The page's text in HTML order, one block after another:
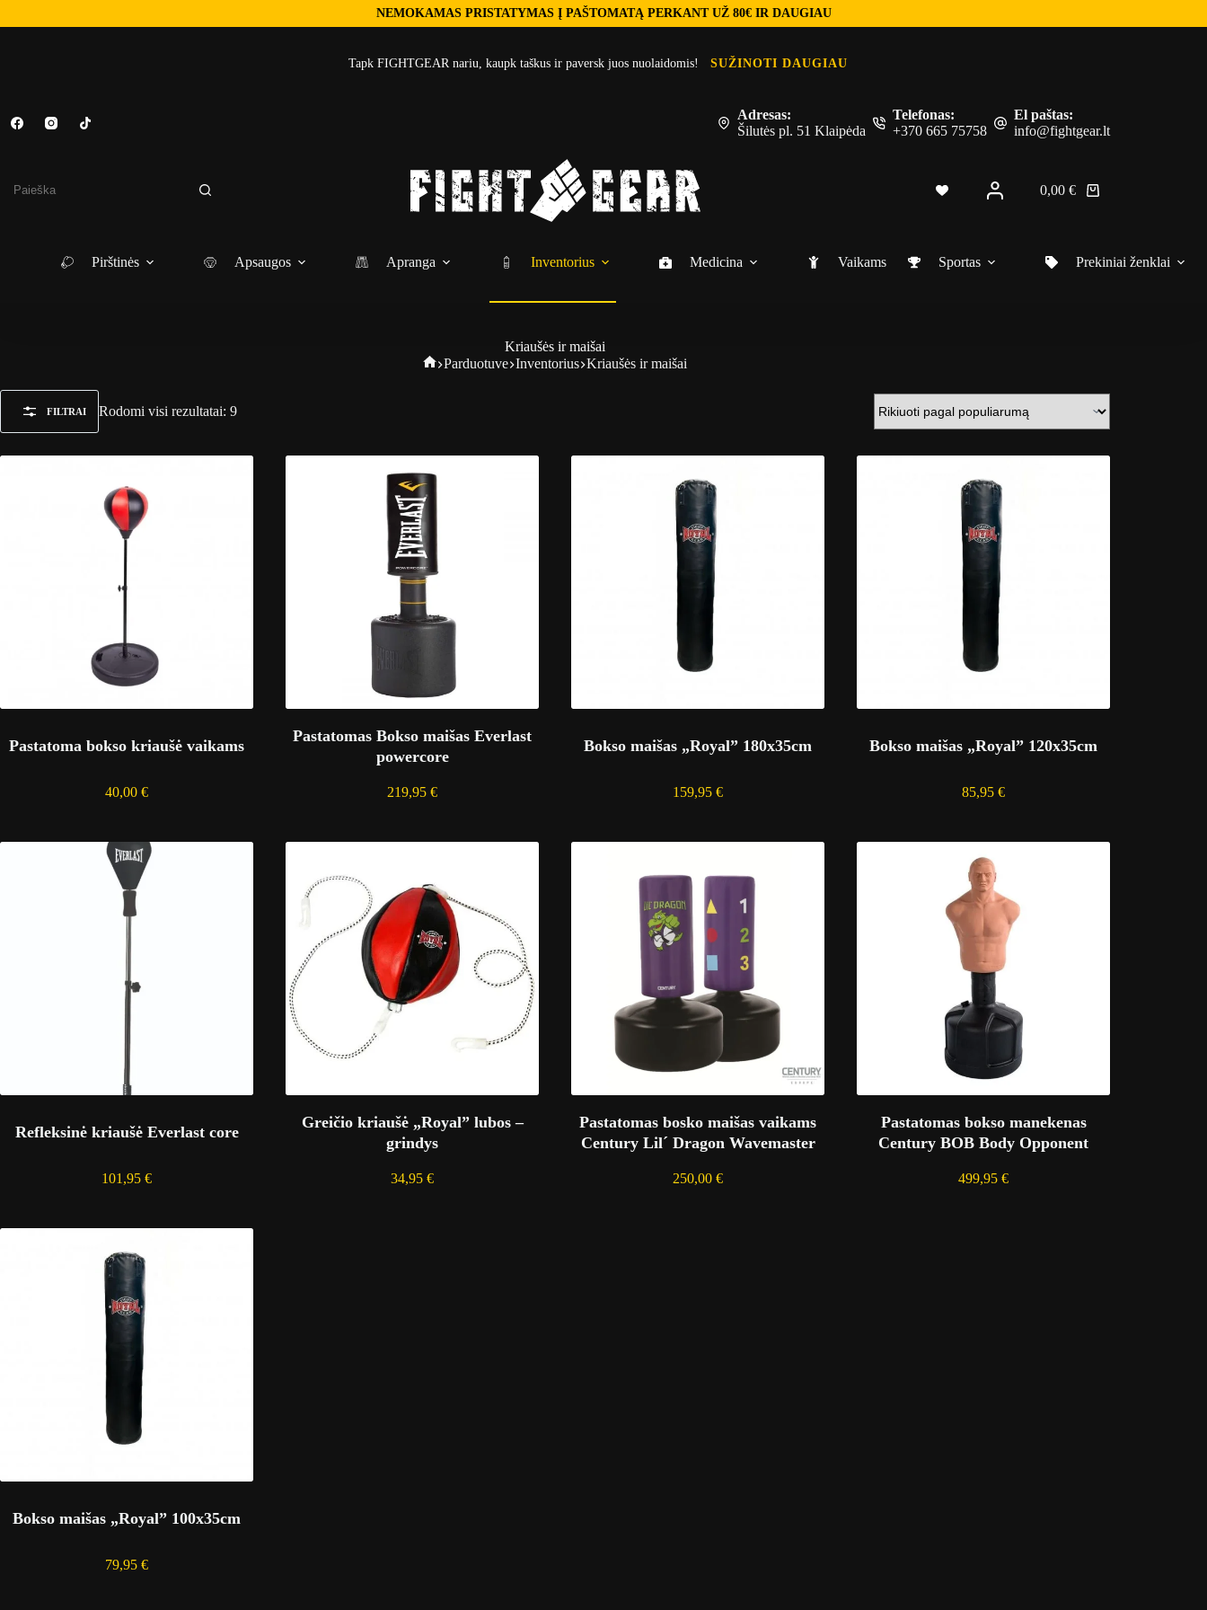
NEMOKAMAS PRISTATYMAS Į PAŠTOMATĄ PERKANT UŽ 80€ IR DAUGIAU
Tapk FIGHTGEAR nariu, kaupk taškus ir paversk juos nuolaidomis! SUŽINOTI DAUGIAU
Adresas:
Šilutės pl. 51 Klaipėda
Telefonas:
+370 665 75758
El paštas:
info@fightgear.lt
Shopping
0,00€
Pirštinės Apsaugos Apranga Inventorius Medicina Vaikams Sportas Prekiniai ženklai
Kriaušės ir maišai
Fightgear
Parduotuve Inventorius Kriaušės ir maišai
FILTRAI Rodomi visi rezultatai: 9Rūšiuojama
Pastatoma bokso kriaušė vaikams
40,00€
Pastatomas Bokso maišas Everlast
powercore
219,95€
Bokso maišas „Royal” 180x35cm
159,95€
Bokso maišas „Royal” 120x35cm
85,95€
Refleksinė kriaušė Everlast core
101,95€
Greičio kriaušė „Royal” lubos –
grindys
34,95€
Pastatomas bosko maišas vaikams
Century Lil´ Dragon Wavemaster
250,00€
Pastatomas bokso manekenas
Century BOB Body Opponent
499,95€
Bokso maišas „Royal” 100x35cm
79,95€